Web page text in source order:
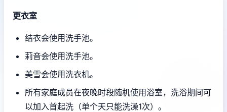
更衣室
结衣会使用洗手池。
莉音会使用洗手池。
美雪会使用洗衣机。
所有家庭成员在夜晚时段随机使用浴室，洗浴期间可
以加入首起洗（单个天只能洗澡1次）。